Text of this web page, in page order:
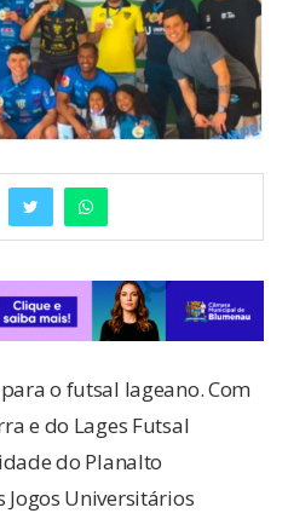
o futsal lageano. Com
e do Lages Futsal
do Planalto
Jogos Universitários